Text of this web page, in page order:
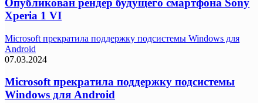
Опубликован рендер будущего смартфона Sony
Xperia 1 VI
Microsoft прекратила поддержку подсистемы Windows для
Android
07.03.2024
Microsoft прекратила поддержку подсистемы
Windows для Android